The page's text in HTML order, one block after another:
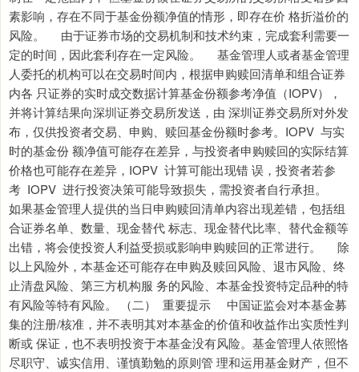
素影响，存在不同于基金份额净值的情形，即存在价 格折溢价的
风险。 由于证券市场的交易机制和技术约束，完成套利需要一
定的时间，因此套利存在一定风险。 基金管理人或者基金管理
人委托的机构可以在交易时间内，根据申购赎回清单和组合证券
内各 只证券的实时成交数据计算基金份额参考净值（IOPV），
并将计算结果向深圳证券交易所发送，由 深圳证券交易所对外发
布，仅供投资者交易、申购、赎回基金份额时参考。IOPV 与实
时的基金份 额净值可能存在差异，与投资者申购赎回的实际结算
价格也可能存在差异，IOPV 计算可能出现错 误，投资者若参
考 IOPV 进行投资决策可能导致损失，需投资者自行承担。
如果基金管理人提供的当日申购赎回清单内容出现差错，包括组
合证券名单、数量、现金替代 标志、现金替代比率、替代金额等
出错，将会使投资人利益受损或影响申购赎回的正常进行。 除
以上风险外，本基金还可能存在申购及赎回风险、退市风险、终
止清盘风险、第三方机构服 务的风险、本基金投资特定品种的特
有风险等特有风险。 （二） 重要提示 中国证监会对本基金募
集的注册/核准，并不表明其对本基金的价值和收益作出实质性判
断或 保证，也不表明投资于本基金没有风险。基金管理人依照恪
尽职守、诚实信用、谨慎勤勉的原则管 理和运用基金财产，但不